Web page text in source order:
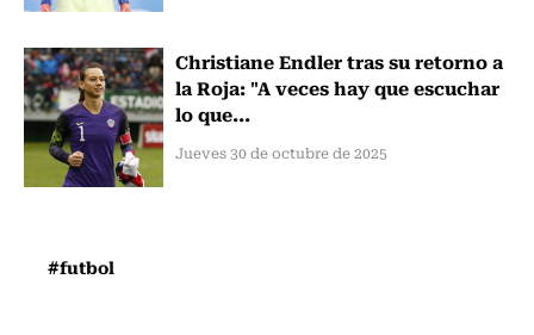
Christiane Endler tras su retorno a
la Roja: "A veces hay que escuchar
lo que...
Jueves 30 de octubre de 2025
#futbol